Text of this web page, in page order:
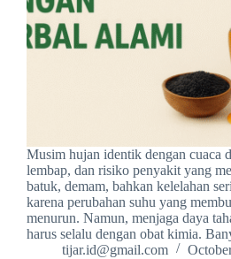
Musim hujan identik dengan cuaca
lembap, dan risiko penyakit yang
batuk, demam, bahkan kelelahan
karena perubahan suhu yang
menurun. Namun, menjaga daya
harus selalu dengan obat kimia.
tijar.id@gmail.com